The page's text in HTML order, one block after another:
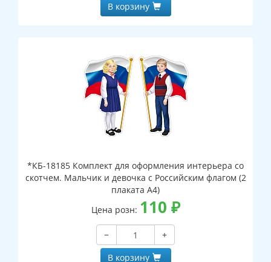
В корзину
*КБ-18185 Комплект для оформления интерьера со
скотчем. Мальчик и девочка с Российским флагом (2
плаката А4)
Цена розн: 110 ₽
−
+
В корзину